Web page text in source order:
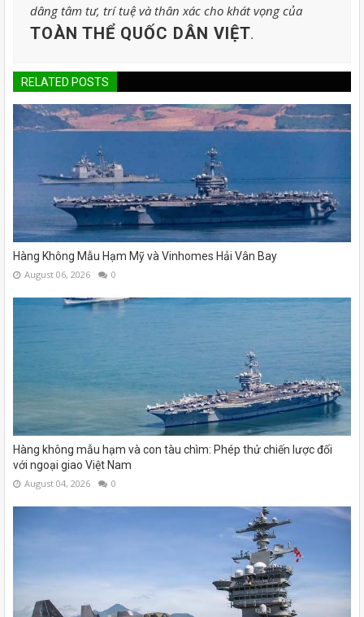
dâng tâm tư, trí tuệ và thân xác cho khát vọng của
TOÀN THỂ QUỐC DÂN VIỆT.
RELATED POSTS
Hàng Không Mẫu Hạm Mỹ và Vinhomes Hải Vân Bay
August 06, 2026 0
Hàng không mẫu hạm và con tàu chìm: Phép thử chiến lược đối
với ngoại giao Việt Nam
August 04, 2026 0